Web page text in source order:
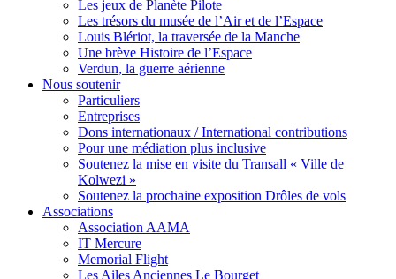
Les jeux de Planète Pilote
Les trésors du musée de l’Air et de l’Espace
Louis Blériot, la traversée de la Manche
Une brève Histoire de l’Espace
Verdun, la guerre aérienne
Nous soutenir
Particuliers
Entreprises
Dons internationaux / International contributions
Pour une médiation plus inclusive
Soutenez la mise en visite du Transall « Ville de
Kolwezi »
Soutenez la prochaine exposition Drôles de vols
Associations
Association AAMA
IT Mercure
Memorial Flight
Les Ailes Anciennes Le Bourget